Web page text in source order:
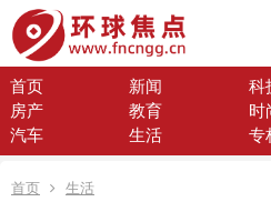
首页 新闻 科
房产
教育 时
汽车
生活 专
首页 生活